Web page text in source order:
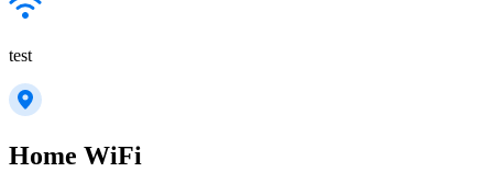
test
Home WiFi